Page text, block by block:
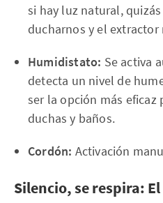
si hay luz natural,
ducharnos y el extractor
Humidistato: Se activa
detecta un nivel de
ser la opción más
duchas y baños.
Cordón: Activación
Silencio, se respira: